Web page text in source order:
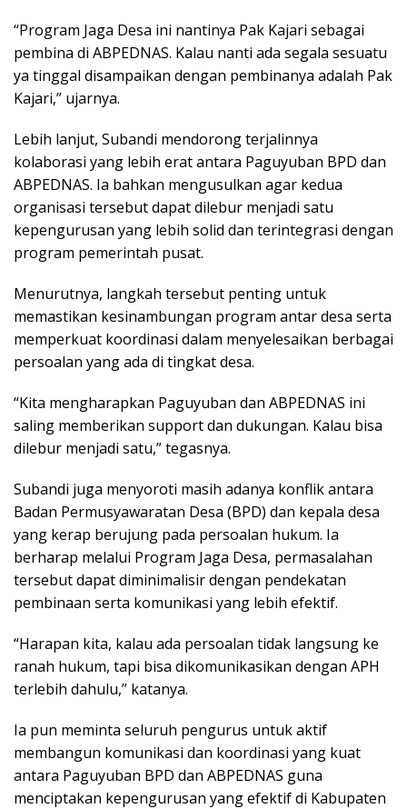
“Program Jaga Desa ini nantinya Pak Kajari sebagai
pembina di ABPEDNAS. Kalau nanti ada segala sesuatu
ya tinggal disampaikan dengan pembinanya adalah Pak
Kajari,” ujarnya.
Lebih lanjut, Subandi mendorong terjalinnya
kolaborasi yang lebih erat antara Paguyuban BPD dan
ABPEDNAS. Ia bahkan mengusulkan agar kedua
organisasi tersebut dapat dilebur menjadi satu
kepengurusan yang lebih solid dan terintegrasi dengan
program pemerintah pusat.
Menurutnya, langkah tersebut penting untuk
memastikan kesinambungan program antar desa serta
memperkuat koordinasi dalam menyelesaikan berbagai
persoalan yang ada di tingkat desa.
“Kita mengharapkan Paguyuban dan ABPEDNAS ini
saling memberikan support dan dukungan. Kalau bisa
dilebur menjadi satu,” tegasnya.
Subandi juga menyoroti masih adanya konflik antara
Badan Permusyawaratan Desa (BPD) dan kepala desa
yang kerap berujung pada persoalan hukum. Ia
berharap melalui Program Jaga Desa, permasalahan
tersebut dapat diminimalisir dengan pendekatan
pembinaan serta komunikasi yang lebih efektif.
“Harapan kita, kalau ada persoalan tidak langsung ke
ranah hukum, tapi bisa dikomunikasikan dengan APH
terlebih dahulu,” katanya.
Ia pun meminta seluruh pengurus untuk aktif
membangun komunikasi dan koordinasi yang kuat
antara Paguyuban BPD dan ABPEDNAS guna
menciptakan kepengurusan yang efektif di Kabupaten